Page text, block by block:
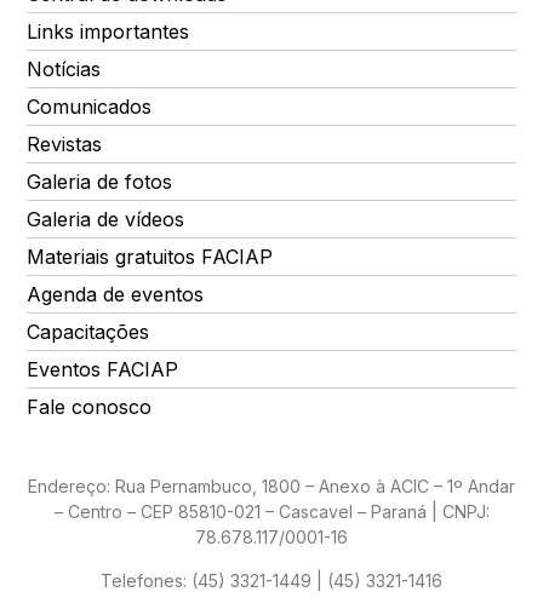
Links importantes
Notícias
Comunicados
Revistas
Galeria de fotos
Galeria de vídeos
Materiais gratuitos FACIAP
Agenda de eventos
Capacitações
Eventos FACIAP
Fale conosco
Endereço: Rua Pernambuco, 1800 – Anexo à ACIC – 1º Andar
– Centro – CEP 85810-021 – Cascavel – Paraná | CNPJ:
78.678.117/0001-16
Telefones: (45) 3321-1449 | (45) 3321-1416